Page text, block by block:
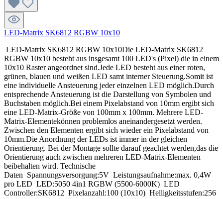
LED-Matrix SK6812 RGBW 10x10
LED-Matrix SK6812 RGBW 10x10Die LED-Matrix SK6812
RGBW 10x10 besteht aus insgesamt 100 LED's (Pixel) die in einem
10x10 Raster angeordnet sind.Jede LED besteht aus einer roten,
grünen, blauen und weißen LED samt interner Steuerung.Somit ist
eine individuelle Ansteuerung jeder einzelnen LED möglich.Durch
entsprechende Ansteuerung ist die Darstellung von Symbolen und
Buchstaben möglich.Bei einem Pixelabstand von 10mm ergibt sich
eine LED-Matrix-Größe von 100mm x 100mm. Mehrere LED-
Matrix-Elementekönnen problemlos aneinandergesetzt werden.
Zwischen den Elementen ergibt sich wieder ein Pixelabstand von
10mm.Die Anordnung der LEDs ist immer in der gleichen
Orientierung. Bei der Montage sollte darauf geachtet werden,das die
Orientierung auch zwischen mehreren LED-Matrix-Elementen
beibehalten wird. Technische
Daten Spannungsversorgung:5V Leistungsaufnahme:max. 0,4W
pro LED LED:5050 4in1 RGBW (5500-6000K) LED
Controller:SK6812 Pixelanzahl:100 (10x10) Helligkeitsstufen:256